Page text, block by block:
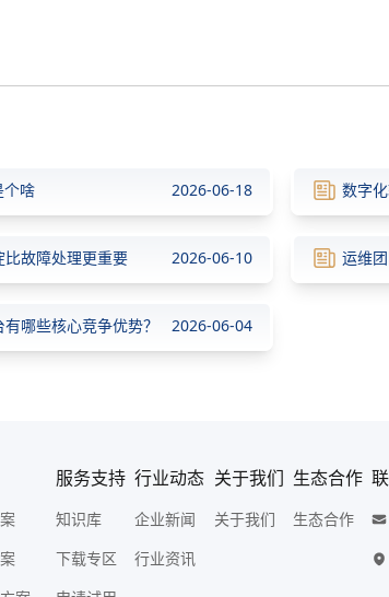
个啥 2026-06-18 数字
故障处理更重要 2026-06-10 运维
哪些核心竞争优势？ 2026-06-04
服务支持
知识库
下载专区
行业动态
企业新闻
行业资讯
关于我们
关于我们
生态合作
生态合作